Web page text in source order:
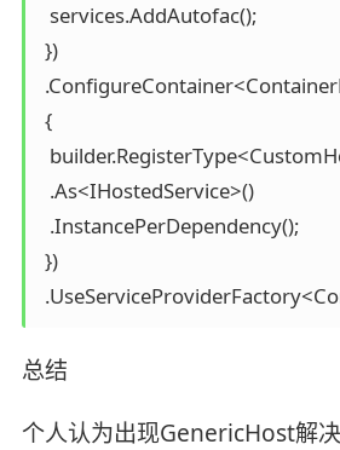
  services.AddAutofac();
})
{
  .As<IHostedService>()
  .InstancePerDependency();
})
总结
个人认为出现GenericHost解